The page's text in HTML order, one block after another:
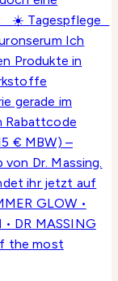
the most